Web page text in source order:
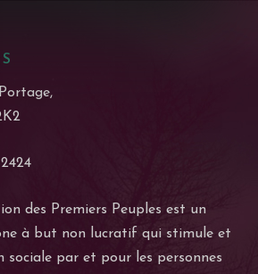
des Premiers Peuples est un
à but non lucratif qui stimule et
sociale par et pour les personnes